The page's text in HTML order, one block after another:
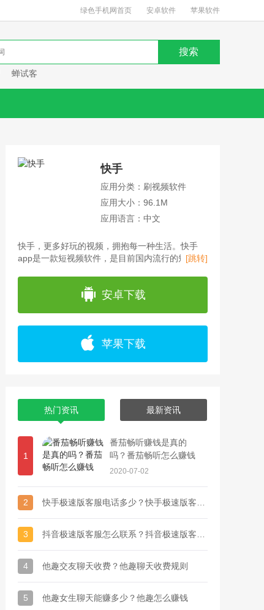
绿色手机网首页 安卓软件 苹果软件
蝉试客
快手
应用分类：刷视频软件
应用大小：96.1M
应用语言：中文
快手，更多好玩的视频，拥抱每一种生活。快手
app是一款短视频软件，是目前国内流行的短视频
[跳转]
安卓下载
苹果下载
热门资讯 最新资讯
1
番茄畅听赚钱是真的
吗？番茄畅听怎么赚钱
2020-07-02
2
3
4 他趣交友聊天收费？他趣聊天收费规则
5 他趣女生聊天能赚多少？他趣怎么赚钱